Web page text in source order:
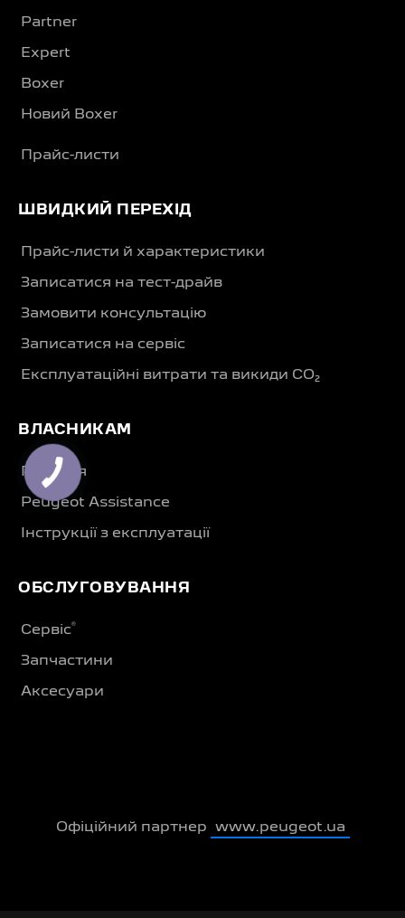
Partner
Expert
Boxer
Новий Boxer
Прайс-листи
ШВИДКИЙ ПЕРЕХІД
Прайс-листи й характеристики
Записатися на тест-драйв
Замовити консультацію
Записатися на сервіс
Експлуатаційні витрати та викиди CO₂
ВЛАСНИКАМ
Гарантія
Peugeot Assistance
Інструкції з експлуатації
ОБСЛУГОВУВАННЯ
Сервіс®
Запчастини
Аксесуари
Офіційний партнер www.peugeot.ua